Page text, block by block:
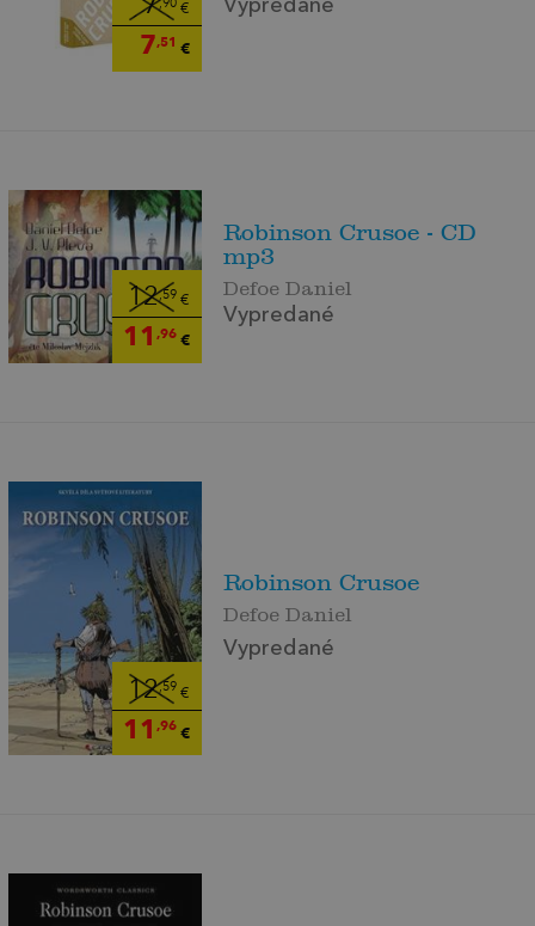
7,90€
7,51 €
Vypredané
12,59 €
11 ,96€
Robinson Crusoe - CD
mp3
Defoe Daniel
Vypredané
12,59 €
11 ,96€
Robinson Crusoe
Defoe Daniel
Vypredané